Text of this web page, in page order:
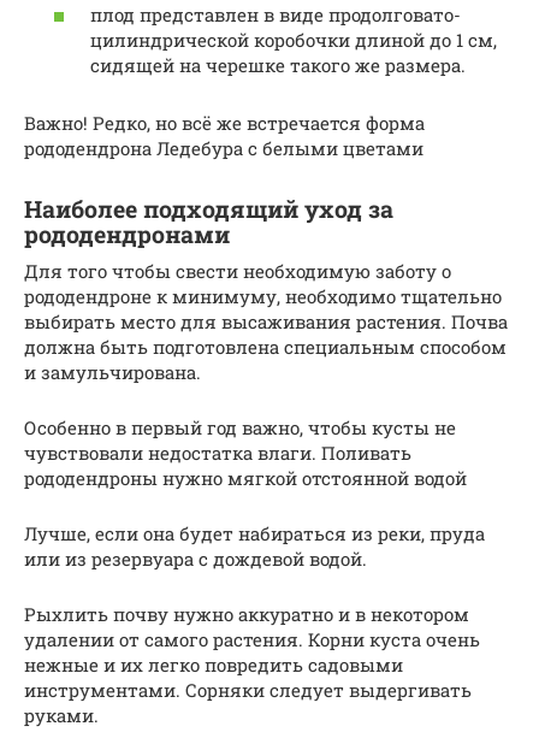
плод представлен в виде продолговато-
цилиндрической коробочки длиной до 1 см,
сидящей на черешке такого же размера.
Важно! Редко, но всё же встречается форма
рододендрона Ледебура с белыми цветами
Наиболее подходящий уход за
рододендронами
Для того чтобы свести необходимую заботу о
рододендроне к минимуму, необходимо тщательно
выбирать место для высаживания растения. Почва
должна быть подготовлена специальным способом
и замульчирована.
Особенно в первый год важно, чтобы кусты не
чувствовали недостатка влаги. Поливать
рододендроны нужно мягкой отстоянной водой
Лучше, если она будет набираться из реки, пруда
или из резервуара с дождевой водой.
Рыхлить почву нужно аккуратно и в некотором
удалении от самого растения. Корни куста очень
нежные и их легко повредить садовыми
инструментами. Сорняки следует выдергивать
руками.